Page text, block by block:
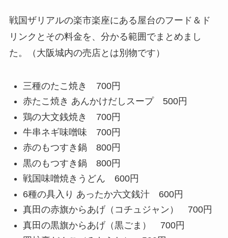
戦国ザリアルの楽市楽座にある屋台のフード＆ド
リンクとその料金を、分かる範囲でまとめまし
た。（大阪城内の売店とは別物です）
三種のたこ焼き
700円
赤たこ焼き あんかけだしスープ
500円
鶏の大文銭焼き
700円
牛串ネギ味噌味
700円
赤のもつすき鍋
800円
黒のもつすき鍋
800円
戦国味噌焼きうどん
600円
6種の具入り あったか六文銭汁
600円
真田の赤旗からあげ（コチュジャン）
700円
真田の黒旗からあげ（黒ごま）
700円